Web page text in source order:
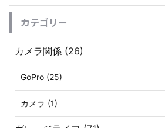
カテゴリー
カメラ関係 (26)
GoPro (25)
カメラ (1)